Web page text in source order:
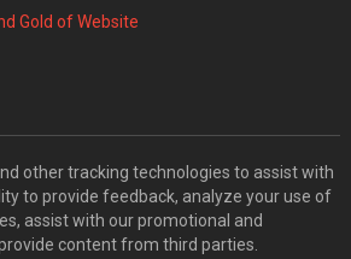
Gold of Website
other tracking technologies to assist with
to provide feedback, analyze your use of
assist with our promotional and
content from third parties.